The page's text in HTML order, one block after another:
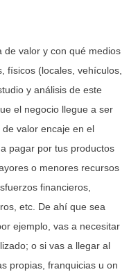
de valor y con qué medios
físicos (locales, vehículos,
y análisis de este
el negocio llegue a ser
valor encaje en el
pagar por tus productos
o menores recursos
financieros,
etc. De ahí que sea
ejemplo, vas a necesitar
o si vas a llegar al
propias, franquicias u on